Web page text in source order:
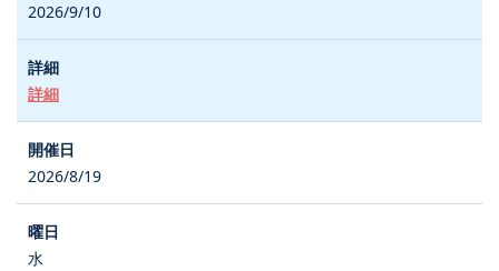
2026/9/10
詳細
2026/8/19
水